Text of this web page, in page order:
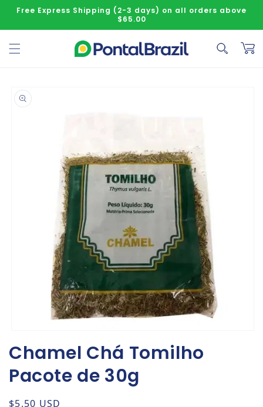
to content
Free Express Shipping (2-3 days) on all orders above
$65.00
Cart
information
Chamel Chá Tomilho
Pacote de 30g
Regular price
$5.50 USD